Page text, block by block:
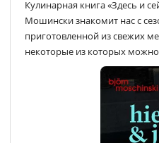
Кулинарная книга «Здесь и
Мошински знакомит нас с
приготовленной из свежих
некоторые из которых